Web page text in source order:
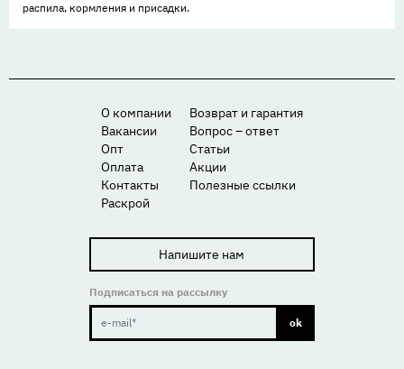
распила, кормления и присадки.
О компании
Вакансии
Опт
Оплата
Контакты
Раскрой
Возврат и гарантия
Вопрос – ответ
Статьи
Акции
Полезные ссылки
Напишите нам
Подписаться на рассылку
ok